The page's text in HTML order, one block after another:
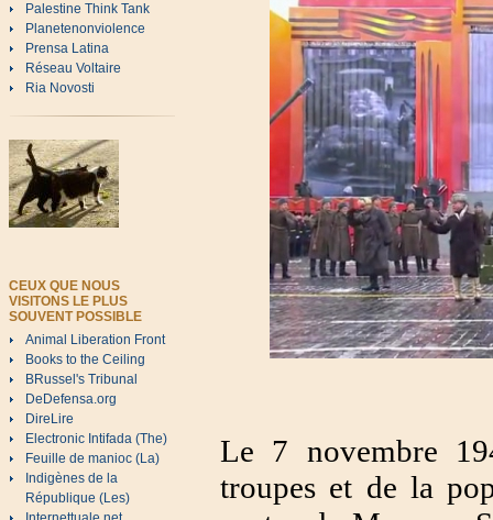
Palestine Think Tank
Planetenonviolence
Prensa Latina
Réseau Voltaire
Ria Novosti
CEUX QUE NOUS
VISITONS LE PLUS
SOUVENT POSSIBLE
Animal Liberation Front
Books to the Ceiling
BRussel's Tribunal
DeDefensa.org
DireLire
Electronic Intifada (The)
Feuille de manioc (La)
Indigènes de la
République (Les)
Le 7 novembre
troupes et de la